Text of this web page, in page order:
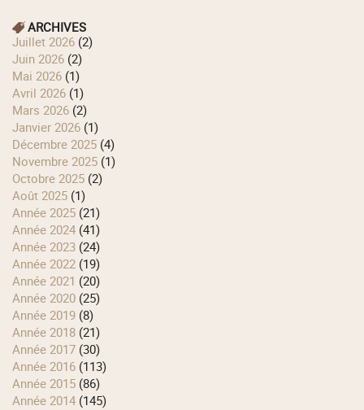
ARCHIVES
juillet 2026 (2)
juin 2026 (2)
mai 2026 (1)
avril 2026 (1)
mars 2026 (2)
janvier 2026 (1)
décembre 2025 (4)
novembre 2025 (1)
octobre 2025 (2)
août 2025 (1)
année 2025 (21)
année 2024 (41)
année 2023 (24)
année 2022 (19)
année 2021 (20)
année 2020 (25)
année 2019 (8)
année 2018 (21)
année 2017 (30)
année 2016 (113)
année 2015 (86)
année 2014 (145)